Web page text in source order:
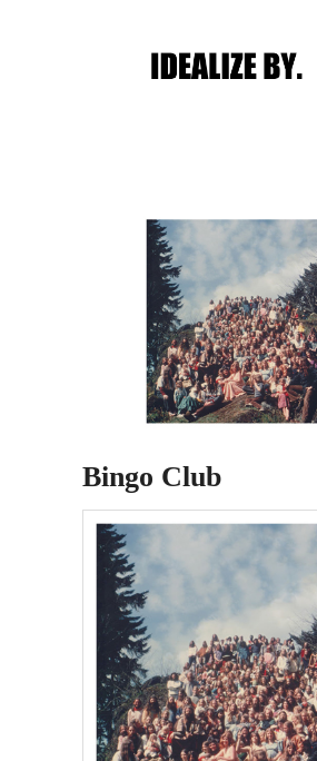
Post navigation
Bingo Club